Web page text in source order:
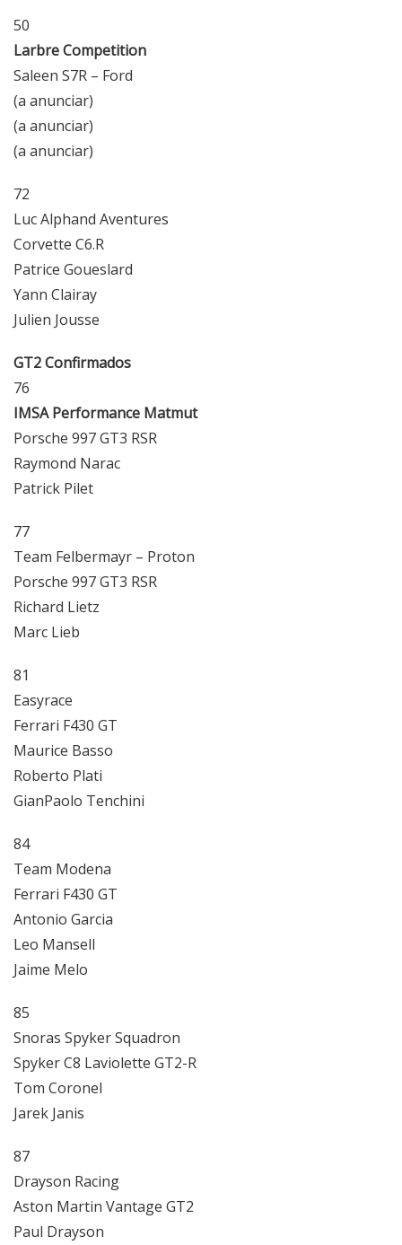
50
Larbre Competition
Saleen S7R – Ford
(a anunciar)
(a anunciar)
(a anunciar)
72
Luc Alphand Aventures
Corvette C6.R
Patrice Goueslard
Yann Clairay
Julien Jousse
GT2 Confirmados
76
IMSA Performance Matmut
Porsche 997 GT3 RSR
Raymond Narac
Patrick Pilet
77
Team Felbermayr – Proton
Porsche 997 GT3 RSR
Richard Lietz
Marc Lieb
81
Easyrace
Ferrari F430 GT
Maurice Basso
Roberto Plati
GianPaolo Tenchini
84
Team Modena
Ferrari F430 GT
Antonio Garcia
Leo Mansell
Jaime Melo
85
Snoras Spyker Squadron
Spyker C8 Laviolette GT2-R
Tom Coronel
Jarek Janis
87
Drayson Racing
Aston Martin Vantage GT2
Paul Drayson